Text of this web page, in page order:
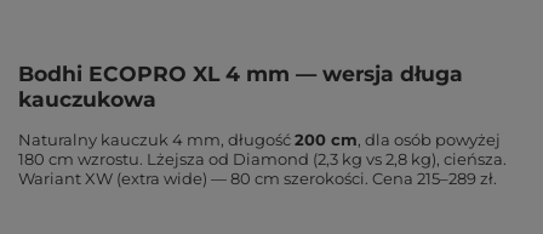
Bodhi ECOPRO XL 4 mm — wersja długa
kauczukowa
Naturalny kauczuk 4 mm, długość200 cm, dla osób powyżej
180 cm wzrostu. Lżejsza od Diamond (2,3 kg vs 2,8 kg), cieńsza.
Wariant XW (extra wide) — 80 cm szerokości. Cena 215–289 zł.